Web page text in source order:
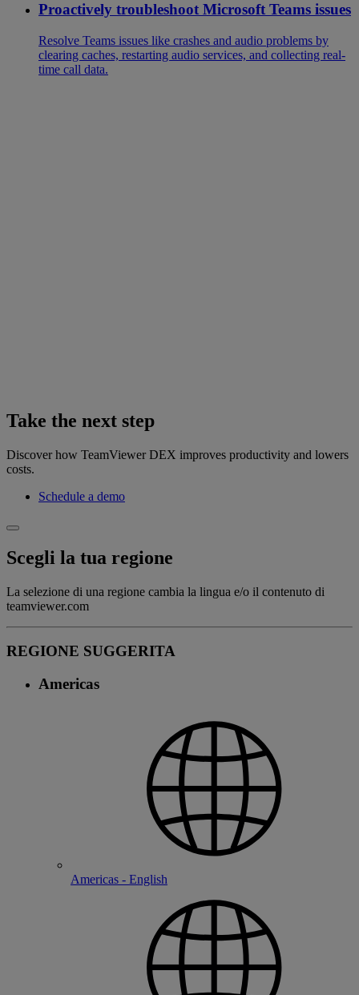
Proactively troubleshoot Microsoft Teams issues
Resolve Teams issues like crashes and audio problems by
clearing caches, restarting audio services, and collecting real-
time call data.
Take the next step
Discover how TeamViewer DEX improves productivity and lowers
costs.
Schedule a demo
Scegli la tua regione
La selezione di una regione cambia la lingua e/o il contenuto di
teamviewer.com
REGIONE SUGGERITA
Americas
Americas - English